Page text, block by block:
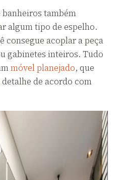
banheiros também
algum tipo de espelho.
consegue acoplar a peça
gabinetes inteiros. Tudo
móvel planejado, que
de acordo com